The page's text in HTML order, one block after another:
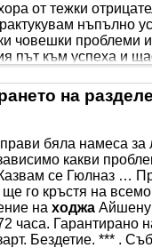
от тежки
нъпълно
човешки
път към успеха и
безсъние.
бяла намеса
какви
се Гюлназ …
го кръстя на
на ходжа
часа. Гарантирано
Бездетие. *** .